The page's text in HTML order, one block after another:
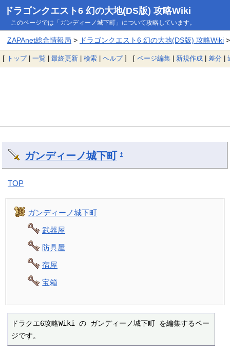
ドラゴンクエスト6 幻の大地(DS版) 攻略Wiki
このページでは「ガンディーノ城下町」について攻略しています。
ZAPAnet総合情報局 > ドラゴンクエスト6 幻の大地(DS版) 攻略Wiki>
[ トップ| 一覧 | 最終更新 | 検索 | ヘルプ] [ ページ編集 | 新規作成 | 差分 |
ガンディーノ城下町 †
TOP
ガンディーノ城下町
武器屋
防具屋
宿屋
宝箱
ドラクエ6攻略Wiki の ガンディーノ城下町 を編集するペー
ジです。